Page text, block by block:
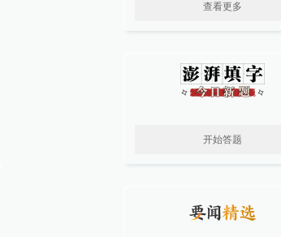
查看更多
开始答题